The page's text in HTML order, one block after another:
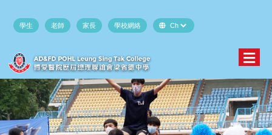
學生 老師 家長 學校網絡